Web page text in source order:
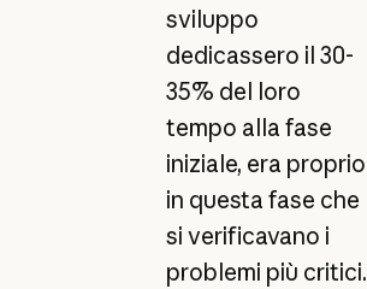
sviluppo
dedicassero il 30-
35% del loro
tempo alla fase
iniziale, era proprio
in questa fase che
si verificavano i
problemi più critici.